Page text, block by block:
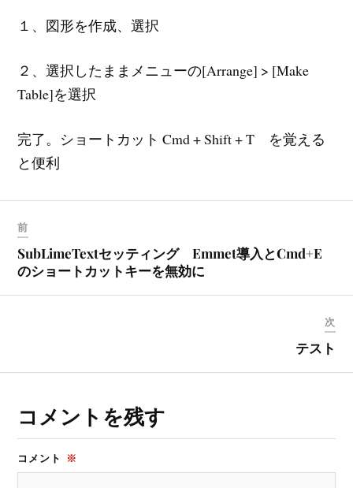
１、図形を作成、選択
２、選択したままメニューの[Arrange] > [Make
Table]を選択
完了。ショートカット Cmd + Shift + T を覚える
と便利
前
SubLimeTextセッティング Emmet導入とCmd+E
のショートカットキーを無効に
次
テスト
コメントを残す
コメント ※